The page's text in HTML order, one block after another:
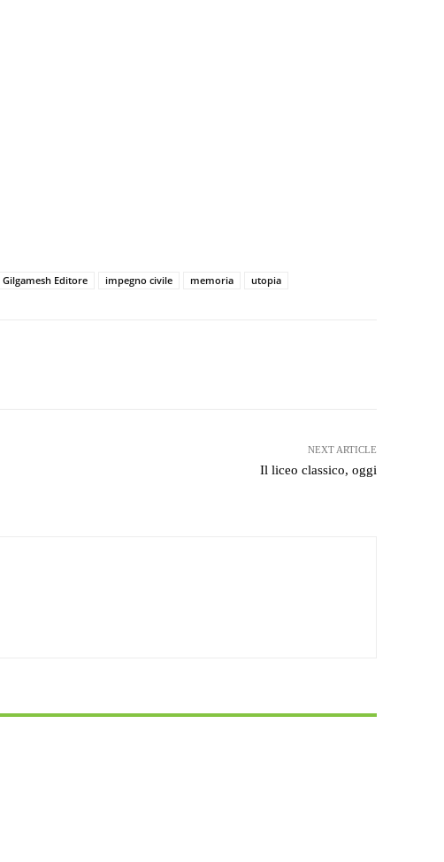
Gilgamesh Editore impegno civile memoria utopia
NEXT ARTICLE
Il liceo classico, oggi